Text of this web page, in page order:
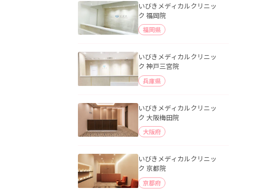
いびきメディカルクリニッ
ク 福岡院
福岡県
いびきメディカルクリニッ
ク 神戸三宮院
兵庫県
いびきメディカルクリニッ
ク 大阪梅田院
大阪府
いびきメディカルクリニッ
ク 京都院
京都府